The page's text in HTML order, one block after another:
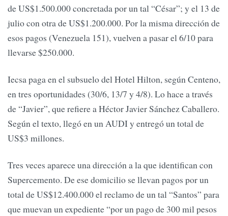
de US$1.500.000 concretada por un tal “César”; y el 13 de
julio con otra de US$1.200.000. Por la misma dirección de
esos pagos (Venezuela 151), vuelven a pasar el 6/10 para
llevarse $250.000.
Iecsa paga en el subsuelo del Hotel Hilton, según Centeno,
en tres oportunidades (30/6, 13/7 y 4/8). Lo hace a través
de “Javier”, que refiere a Héctor Javier Sánchez Caballero.
Según el texto, llegó en un AUDI y entregó un total de
US$3 millones.
Tres veces aparece una dirección a la que identifican con
Supercemento. De ese domicilio se llevan pagos por un
total de US$12.400.000 el reclamo de un tal “Santos” para
que muevan un expediente “por un pago de 300 mil pesos